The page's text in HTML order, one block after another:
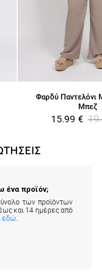
Φαρδύ Παντελόνι
Μπεζ
15.99 €
προϊόν;
των προϊόντων
και 14 ημέρες από
εδώ